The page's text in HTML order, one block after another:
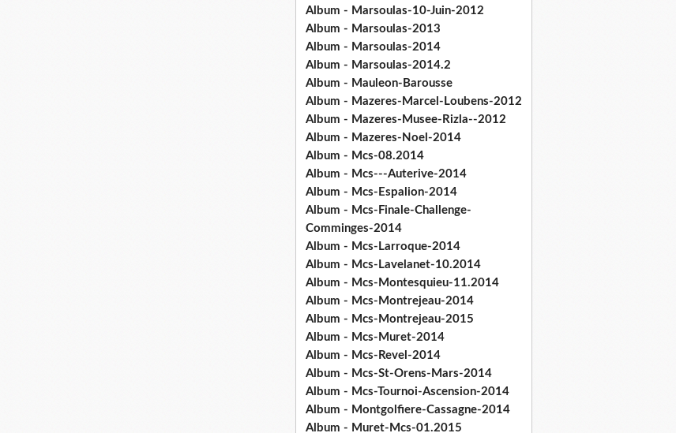
Album - Marsoulas-10-Juin-2012
Album - Marsoulas-2013
Album - Marsoulas-2014
Album - Marsoulas-2014.2
Album - Mauleon-Barousse
Album - Mazeres-Marcel-Loubens-2012
Album - Mazeres-Musee-Rizla--2012
Album - Mazeres-Noel-2014
Album - Mcs-08.2014
Album - Mcs---Auterive-2014
Album - Mcs-Espalion-2014
Album - Mcs-Finale-Challenge-
Comminges-2014
Album - Mcs-Larroque-2014
Album - Mcs-Lavelanet-10.2014
Album - Mcs-Montesquieu-11.2014
Album - Mcs-Montrejeau-2014
Album - Mcs-Montrejeau-2015
Album - Mcs-Muret-2014
Album - Mcs-Revel-2014
Album - Mcs-St-Orens-Mars-2014
Album - Mcs-Tournoi-Ascension-2014
Album - Montgolfiere-Cassagne-2014
Album - Muret-Mcs-01.2015